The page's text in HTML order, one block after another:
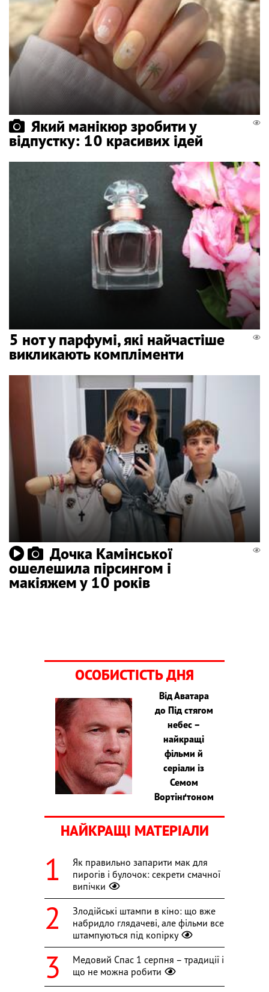
Який манікюр зробити у
відпустку: 10 красивих ідей
5 нот у парфумі, які найчастіше
викликають компліменти
Дочка Камінської
ошелешила пірсингом і
макіяжем у 10 років
ОСОБИСТІСТЬ ДНЯ
Від Аватара
до Під стягом
небес –
найкращі
фільми й
серіали із
Семом
Вортінґтоном
НАЙКРАЩІ МАТЕРІАЛИ
Як правильно запарити мак для
пирогів і булочок: секрети смачної
випічки
Злодійські штампи в кіно: що вже
набридло глядачеві, але фільми все
штампуються під копірку
Медовий Спас 1 серпня – традиції і
що не можна робити